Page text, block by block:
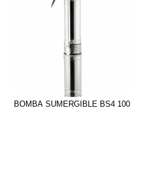
BOMBA SUMERGIBLE BS4 100